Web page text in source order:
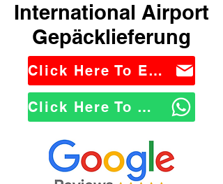
International Airport
Gepäcklieferung
Click Here To Email Us
Click Here To WhatsApp Us